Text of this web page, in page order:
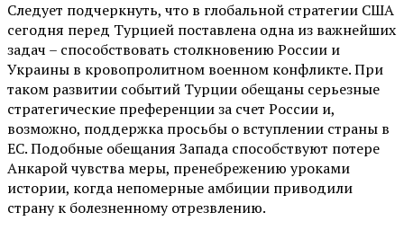
Следует подчеркнуть, что в глобальной стратегии США
сегодня перед Турцией поставлена одна из важнейших
задач – способствовать столкновению России и
Украины в кровопролитном военном конфликте. При
таком развитии событий Турции обещаны серьезные
стратегические преференции за счет России и,
возможно, поддержка просьбы о вступлении страны в
ЕС. Подобные обещания Запада способствуют потере
Анкарой чувства меры, пренебрежению уроками
истории, когда непомерные амбиции приводили
страну к болезненному отрезвлению.